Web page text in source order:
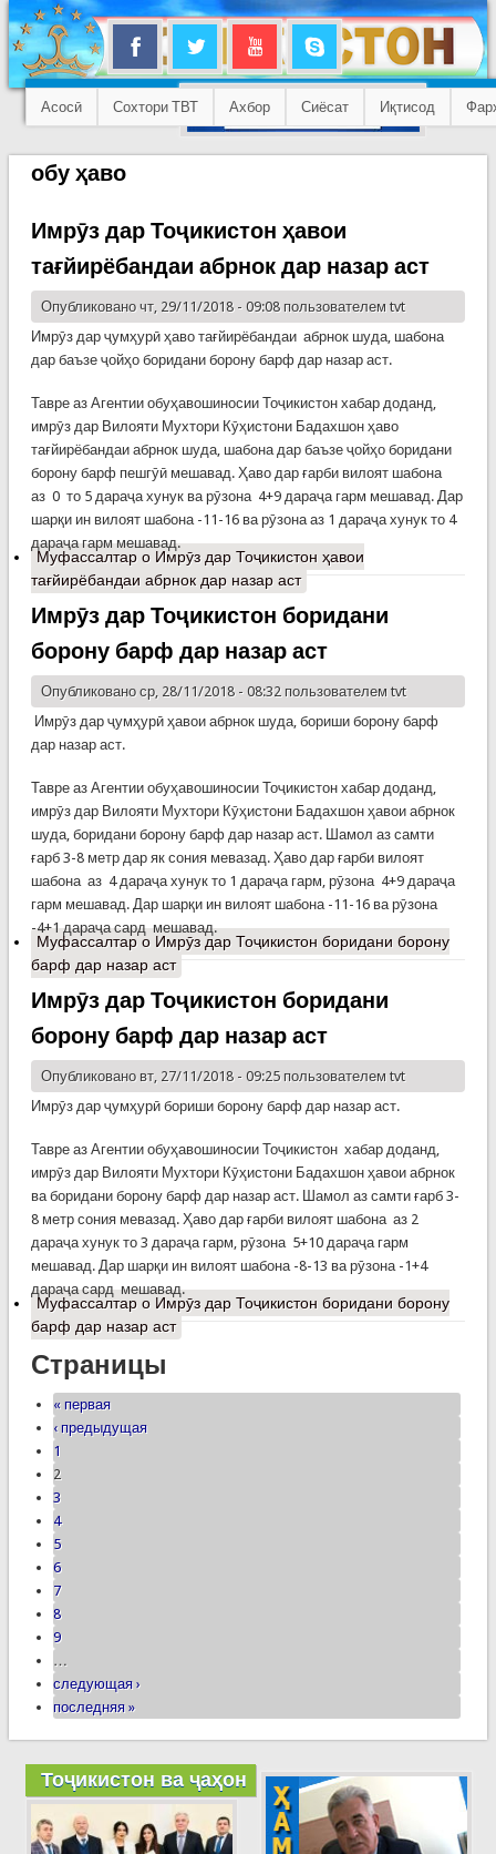
Асосӣ Сохтори ТВТ Ахбор Сиёсат Иқтисод
обу ҳаво
Имрӯз дар Тоҷикистон ҳавои
тағйирёбандаи абрнок дар назар аст
Опубликовано чт, 29/11/2018 - 09:08 пользователем tvt
Имрӯз дар ҷумҳурӣ ҳаво тағйирёбандаи абрнок шуда, шабона
дар баъзе ҷойҳо боридани борону барф дар назар аст.
Тавре аз Агентии обуҳавошиносии Тоҷикистон хабар доданд,
имрӯз дар Вилояти Мухтори Кӯҳистони Бадахшон ҳаво
тағйирёбандаи абрнок шуда, шабона дар баъзе ҷойҳо боридани
борону барф пешгӯӣ мешавад. Ҳаво дар ғарби вилоят шабона
аз 0 то 5 дараҷа хунук ва рӯзона 4+9 дараҷа гарм мешавад. Дар
шарқи ин вилоят шабона -11-16 ва рӯзона аз 1 дараҷа хунук то 4
дараҷа гарм мешавад.
Муфассалтаро Имрӯз дар Тоҷикистон ҳавои
тағйирёбандаи абрнок дар назар аст
Имрӯз дар Тоҷикистон боридани
борону барф дар назар аст
Опубликовано ср, 28/11/2018 - 08:32 пользователем tvt
Имрӯз дар ҷумҳурӣ ҳавои абрнок шуда, бориши борону барф
дар назар аст.
Тавре аз Агентии обуҳавошиносии Тоҷикистон хабар доданд,
имрӯз дар Вилояти Мухтори Кӯҳистони Бадахшон ҳавои абрнок
шуда, боридани борону барф дар назар аст. Шамол аз самти
ғарб 3-8 метр дар як сония мевазад. Ҳаво дар ғарби вилоят
шабона аз 4 дараҷа хунук то 1 дараҷа гарм, рӯзона 4+9 дараҷа
гарм мешавад. Дар шарқи ин вилоят шабона -11-16 ва рӯзона
-4+1 дараҷа сард мешавад.
Муфассалтаро Имрӯз дар Тоҷикистон боридани борону
барф дар назар аст
Имрӯз дар Тоҷикистон боридани
борону барф дар назар аст
Опубликовано вт, 27/11/2018 - 09:25 пользователем tvt
Имрӯз дар ҷумҳурӣ бориши борону барф дар назар аст.
Тавре аз Агентии обуҳавошиносии Тоҷикистон хабар доданд,
имрӯз дар Вилояти Мухтори Кӯҳистони Бадахшон ҳавои абрнок
ва боридани борону барф дар назар аст. Шамол аз самти ғарб 3-
8 метр сония мевазад. Ҳаво дар ғарби вилоят шабона аз 2
дараҷа хунук то 3 дараҷа гарм, рӯзона 5+10 дараҷа гарм
мешавад. Дар шарқи ин вилоят шабона -8-13 ва рӯзона -1+4
дараҷа сард мешавад.
Муфассалтаро Имрӯз дар Тоҷикистон боридани борону
барф дар назар аст
Страницы
« первая
‹ предыдущая
1
2
3
4
5
6
7
8
9
…
следующая ›
последняя »
Тоҷикистон ва ҷаҳон